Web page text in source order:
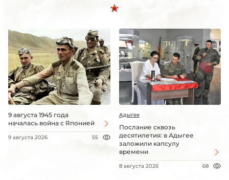
9 августа 1945 года
началась война с Японией
9 августа 2026 55
Адыгея
Послание сквозь
десятилетия: в Адыгее
заложили капсулу
времени
8 августа 2026 68